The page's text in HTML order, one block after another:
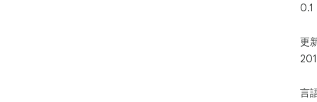
0.1
更
言